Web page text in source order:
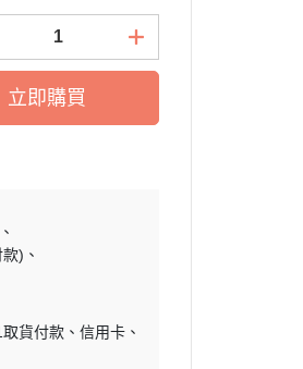
立即購買
)
貨付款
信用卡